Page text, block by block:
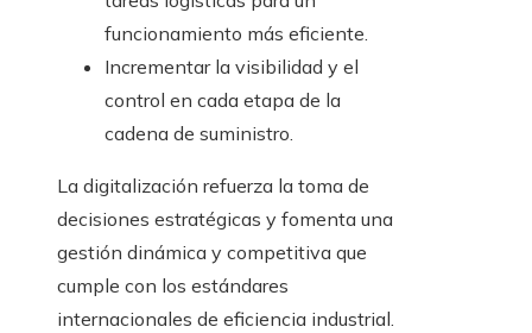
funcionamiento más eficiente.
Incrementar la visibilidad y el
control en cada etapa de la
cadena de suministro.
La digitalización refuerza la toma de
decisiones estratégicas y fomenta una
gestión dinámica y competitiva que
cumple con los estándares
internacionales de eficiencia industrial.